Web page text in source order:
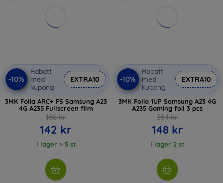
-10%
Rabatt
med
kupong
EXTRA10
3MK Folia ARC+ FS Samsung A23
4G A235 Fullscreen film
158 kr
142 kr
I lager > 5 st
-10%
Rabatt
med
kupong
EXTRA10
3MK Folia 1UP Samsung A23 4G
A235 Gaming foil 3 pcs
354 kr
148 kr
I lager 2 st